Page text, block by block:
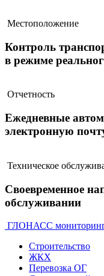
Местоположение
Контроль
в режиме
Отчетность
Ежедневные
электронную
Техническое
Своевременное
обслуживании
ГЛОНАСС
Строительство
ЖКХ
Перевозка ОГ